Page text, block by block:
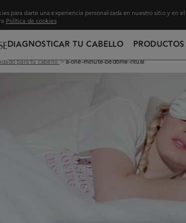
para darte una experiencia personalizada en nuestro sitio y en
Política de cookies
DIAGNOSTICAR TU CABELLO PRODUCTOS
para tu cabello >a-one-minute-bedtime-ritual